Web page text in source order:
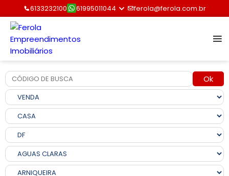
6133232100 61995011044 ferola@ferola.com.br
Ok